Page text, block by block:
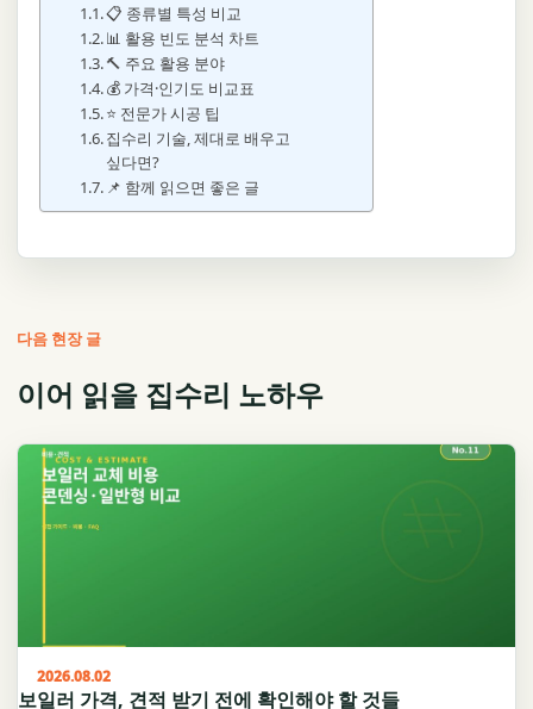
📋 종류별 특성 비교
📊 활용 빈도 분석 차트
🔨 주요 활용 분야
💰 가격·인기도 비교표
⭐ 전문가 시공 팁
집수리 기술, 제대로 배우고
싶다면?
📌 함께 읽으면 좋은 글
다음 현장 글
이어 읽을 집수리 노하우
2026.08.02
보일러 가격, 견적 받기 전에 확인해야 할 것들